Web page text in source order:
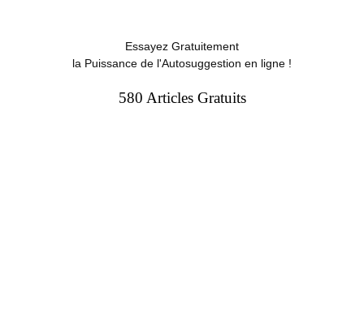
Essayez Gratuitement
la Puissance de l'Autosuggestion en ligne !
580 Articles Gratuits